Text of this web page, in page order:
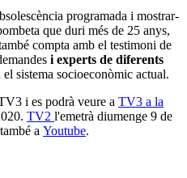
programada i mostrar-
que duri més de 25 anys,
compta amb el testimoni de
i experts de diferents
sistema socioeconòmic actual.
i es podrà veure a TV3 a la
TV2 l'emetrà diumenge 9 de
a Youtube.